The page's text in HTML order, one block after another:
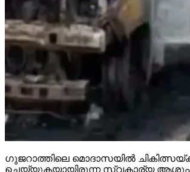
ഗുജറാത്തിലെ മൊദാസയില്‍
ചെയ്യുകയായിരുന്ന സ്വകാര്യ